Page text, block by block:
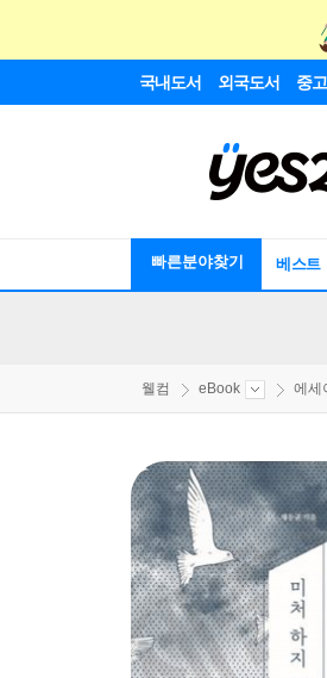
국내도서 외국도서 중
빠른분야찾기 베스트
웰컴 eBook 에세